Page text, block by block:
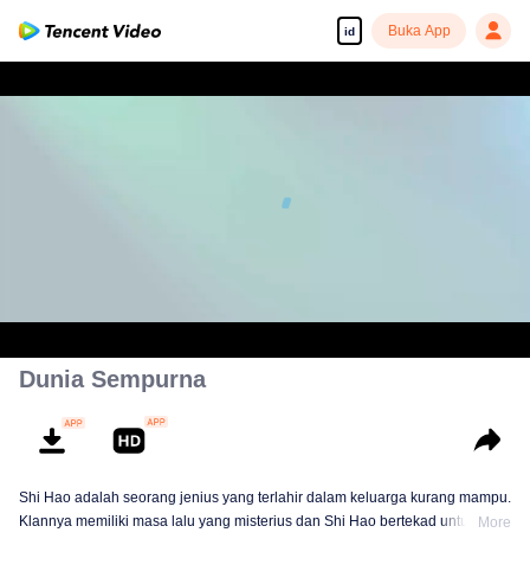
id Buka App
Dunia Sempurna
Shi Hao adalah seorang jenius yang terlahir dalam keluarga kurang mampu.
Klannya memiliki masa lalu yang misterius dan Shi Hao bertekad untuk
More